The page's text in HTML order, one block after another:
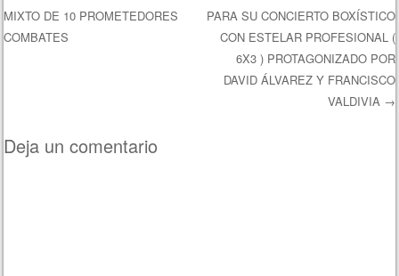
MIXTO DE 10 PROMETEDORES
COMBATES
PARA SU CONCIERTO BOXÍSTICO
CON ESTELAR PROFESIONAL (
6X3 ) PROTAGONIZADO POR
DAVID ÁLVAREZ Y FRANCISCO
VALDIVIA →
Deja un comentario